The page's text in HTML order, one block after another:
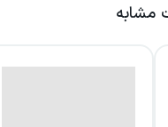
مشابه